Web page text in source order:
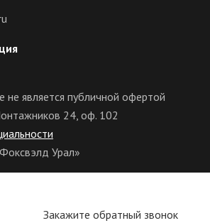
не является публичной офертой
24, оф. 102
Урал»
Закажите обратный звонок